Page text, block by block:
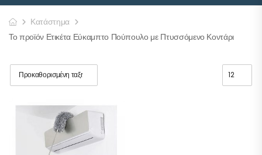
Κατάστημα
Το προϊόν Ετικέτα Εύκαμπτο Πούπουλο με Πτυσσόμενο Κοντάρι